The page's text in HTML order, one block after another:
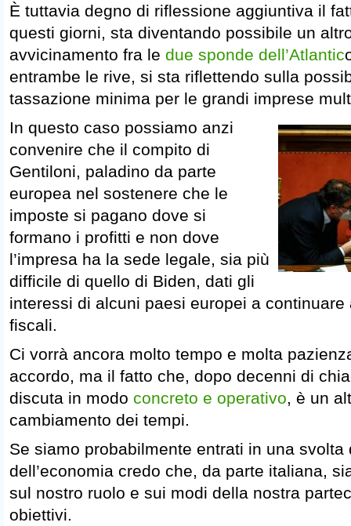
È tuttavia degno di riflessione aggiuntiva il
questi giorni, sta diventando possibile un
avvicinamento fra le due sponde dell’Atlantic
entrambe le rive, si sta riflettendo sulla
tassazione minima per le grandi imprese
In questo caso possiamo anzi
convenire che il compito di
Gentiloni, paladino da parte
europea nel sostenere che le
imposte si pagano dove si
formano i profitti e non dove
l’impresa ha la sede legale, sia più
difficile di quello di Biden, dati gli
interessi di alcuni paesi europei a
fiscali.
Ci vorrà ancora molto tempo e molta
accordo, ma il fatto che, dopo decenni di
discuta in modo concreto e operativo, è un
cambiamento dei tempi.
Se siamo probabilmente entrati in una svolta
dell’economia credo che, da parte italiana,
sul nostro ruolo e sui modi della nostra
obiettivi.